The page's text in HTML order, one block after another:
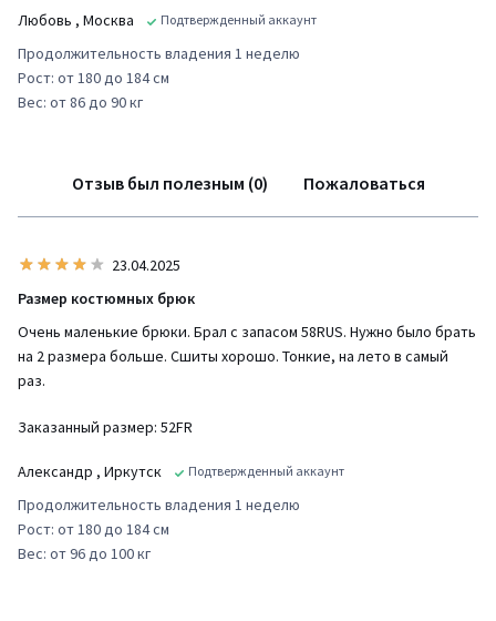
Любовь , Москва Подтвержденный аккаунт
Продолжительность владения 1 неделю
Рост: от 180 до 184 см
Вес: от 86 до 90 кг
Отзыв был полезным (0) Пожаловаться
23.04.2025
Размер костюмных брюк
Очень маленькие брюки. Брал с запасом 58RUS. Нужно было брать
на 2 размера больше. Сшиты хорошо. Тонкие, на лето в самый
раз.
Заказанный размер: 52FR
Александр , Иркутск Подтвержденный аккаунт
Продолжительность владения 1 неделю
Рост: от 180 до 184 см
Вес: от 96 до 100 кг